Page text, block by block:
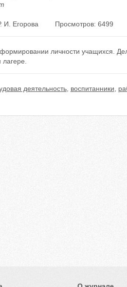
И. Егорова Просмотров: 6499
личности учащихся.
деятельность, воспитанники